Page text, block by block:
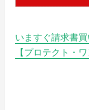
いますぐ請求書
【プロテクト・ワ